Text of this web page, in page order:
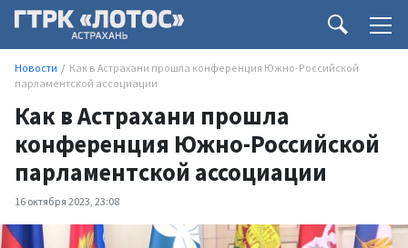
Новости
Как в Астрахани прошла конференция Южно-Российской
парламентской ассоциации
Как в Астрахани прошла
конференция Южно-Российской
парламентской ассоциации
16 октября 2023, 23:08